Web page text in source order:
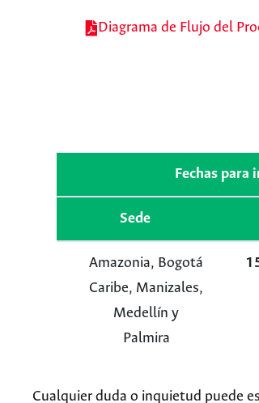
Diagrama de Flujo del
Fechas para
Sede
Amazonia, Bogotá
Caribe, Manizales,
Medellín y
Palmira
Cualquier duda o inquietud puede